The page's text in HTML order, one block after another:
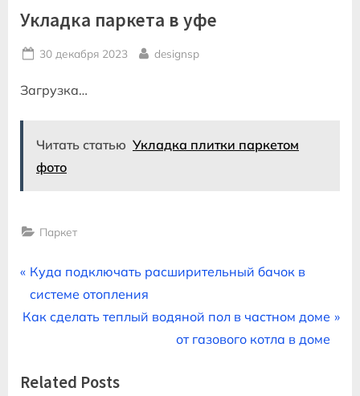
Укладка паркета в уфе
Posted
30 декабря 2023 By
designsp
Загрузка…
Читать статью Укладка плитки паркетом
фото
Паркет
Навигация
по
P
r
e
o
Куда подключать расширительный бачок в
системе отопления
N
t
Как сделать теплый водяной пол в частном доме
от газового котла в доме
Related Posts